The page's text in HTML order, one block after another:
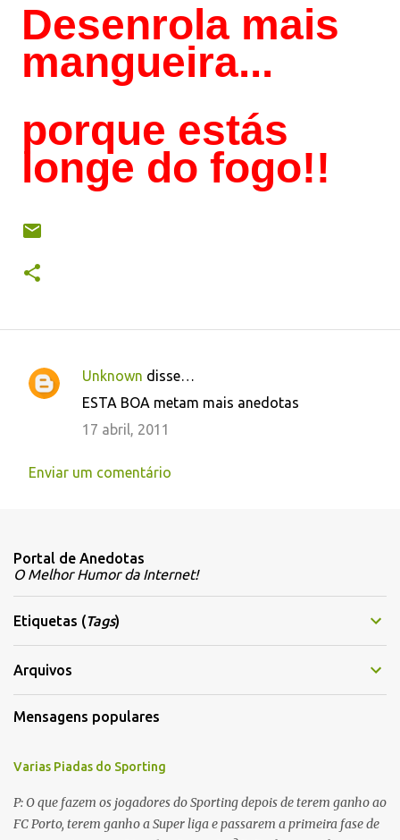
Desenrola mais
mangueira...
porque estás
longe do fogo!!
C
e
r
o
Unknown disse…
ESTA BOA metam mais anedotas
17 abril, 2011
Enviar um comentário
Portal de Anedotas
O Melhor Humor da Internet!
Etiquetas (Tags)
Arquivos
Mensagens populares
Varias Piadas do Sporting
P: O que fazem os jogadores do Sporting depois de terem ganho ao
FC Porto, terem ganho a Super liga e passarem a primeira fase de